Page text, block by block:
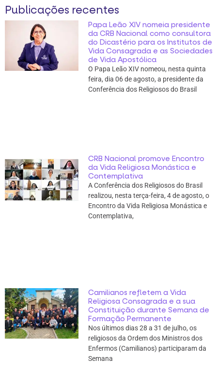
Publicações recentes
Papa Leão XIV nomeia presidente
da CRB Nacional como consultora
do Dicastério para os Institutos de
Vida Consagrada e as Sociedades
de Vida Apostólica
O Papa Leão XIV nomeou, nesta quinta
feira, dia 06 de agosto, a presidente da
Conferência dos Religiosos do Brasil
CRB Nacional promove Encontro
da Vida Religiosa Monástica e
Contemplativa
A Conferência dos Religiosos do Brasil
realizou, nesta terça-feira, 4 de agosto, o
Encontro da Vida Religiosa Monástica e
Contemplativa,
Camilianos refletem a Vida
Religiosa Consagrada e a sua
Constituição durante Semana de
Formação Permanente
Nos últimos dias 28 a 31 de julho, os
religiosos da Ordem dos Ministros dos
Enfermos (Camilianos) participaram da
Semana